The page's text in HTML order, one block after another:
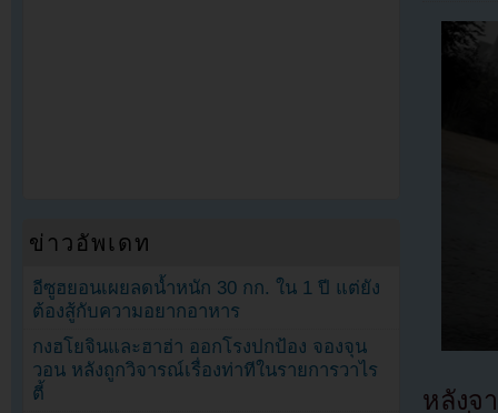
หลังจ
ข่าวอัพเดท
อีซูฮยอนเผยลดน้ำหนัก 30 กก. ใน 1 ปี แต่ยัง
ต้องสู้กับความอยากอาหาร
กงฮโยจินและฮาฮ่า ออกโรงปกป้อง จองจุน
วอน หลังถูกวิจารณ์เรื่องท่าทีในรายการวาไร
ตี้